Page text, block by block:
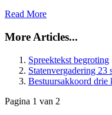
Read More
More Articles...
Spreektekst begroting
Statenvergadering 23
Bestuursakkoord drie
Pagina 1 van 2